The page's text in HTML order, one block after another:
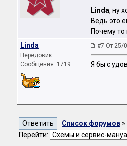
Linda, ну
Ведь это
Почему то
Linda
Передовик
Сообщения: 1719
#7 От 25/
Я бы с
Список форумов »
Перейти: